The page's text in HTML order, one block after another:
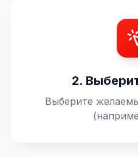
2.
Выберите